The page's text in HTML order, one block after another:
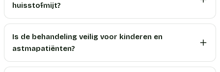
huisstofmijt?
Is de behandeling veilig voor kinderen en
astmapatiënten?